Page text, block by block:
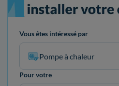
Vous êtes intéressé par
Pompe à chaleur
Pour votre